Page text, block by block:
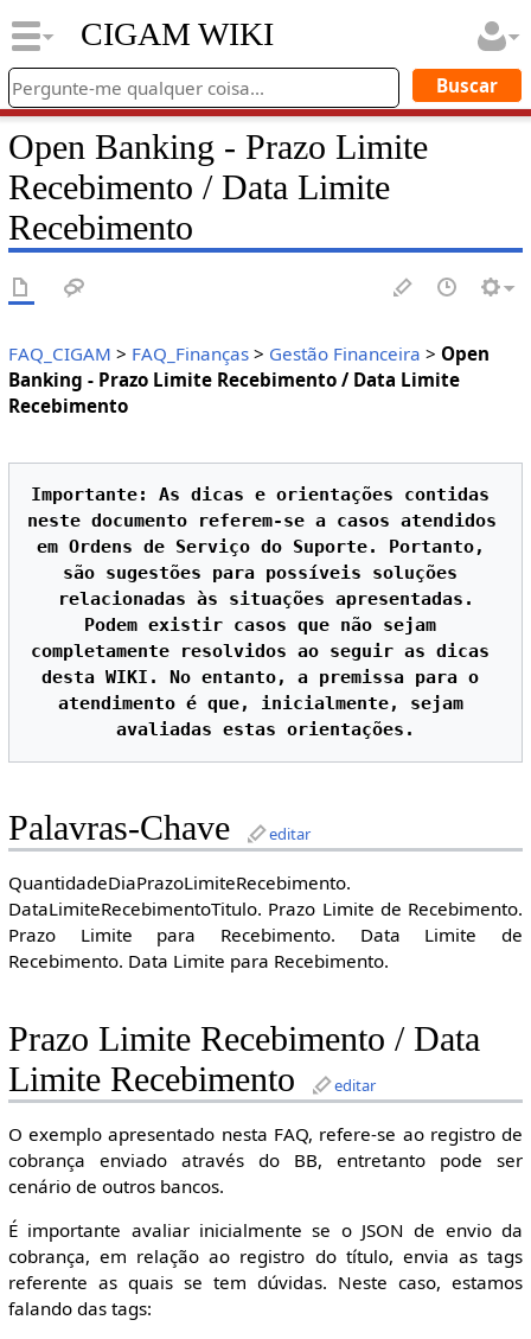
CIGAM WIKI
Open Banking - Prazo Limite
Recebimento / Data Limite
Recebimento
FAQ_CIGAM > FAQ_Finanças> Gestão Financeira > Open
Banking - Prazo Limite Recebimento / Data Limite
Recebimento
Importante: As dicas e orientações contidas
neste documento referem-se a casos atendidos
em Ordens de Serviço do Suporte. Portanto,
são sugestões para possíveis soluções
relacionadas às situações apresentadas.
Podem existir casos que não sejam
completamente resolvidos ao seguir as dicas
desta WIKI. No entanto, a premissa para o
atendimento é que, inicialmente, sejam
Palavras-Chave editar
QuantidadeDiaPrazoLimiteRecebimento.
DataLimiteRecebimentoTitulo. Prazo Limite de Recebimento.
Prazo Limite para Recebimento. Data Limite de
Recebimento. Data Limite para Recebimento.
Prazo Limite Recebimento / Data
Limite Recebimento
editar
O exemplo apresentado nesta FAQ, refere-se ao registro de
cobrança enviado através do BB, entretanto pode ser
cenário de outros bancos.
É importante avaliar inicialmente se o JSON de envio da
cobrança, em relação ao registro do título, envia as tags
referente as quais se tem dúvidas. Neste caso, estamos
falando das tags: